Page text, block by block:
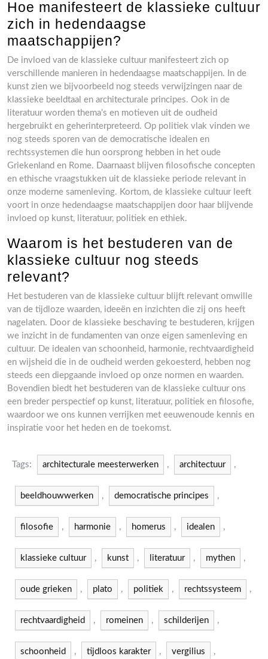
Hoe manifesteert de klassieke cultuur
zich in hedendaagse
maatschappijen?
De invloed van de klassieke cultuur manifesteert zich op
verschillende manieren in hedendaagse maatschappijen. In de
kunst zien we bijvoorbeeld nog steeds verwijzingen naar de
klassieke beeldtaal en architecturale principes. Ook in de
literatuur worden thema’s en motieven uit de oudheid
hergebruikt en geherinterpreteerd. Op politiek vlak vinden we
nog steeds sporen van de democratische idealen en
rechtssystemen die hun oorsprong hebben in het oude
Griekenland en Rome. Daarnaast blijven filosofische concepten
en ethische vraagstukken uit de klassieke periode relevant in
onze moderne samenleving. Kortom, de klassieke cultuur leeft
voort in onze hedendaagse maatschappijen door haar blijvende
invloed op kunst, literatuur, politiek en ethiek.
Waarom is het bestuderen van de
klassieke cultuur nog steeds
relevant?
Het bestuderen van de klassieke cultuur blijft relevant omwille
van de tijdloze waarden, ideeën en inzichten die zij ons heeft
nagelaten. Door de klassieke beschaving te bestuderen, krijgen
we inzicht in de fundamenten van onze eigen samenleving en
cultuur. De idealen van schoonheid, harmonie, rechtvaardigheid
en wijsheid die in de oudheid werden gekoesterd, hebben nog
steeds een diepgaande invloed op onze normen en waarden.
Bovendien biedt het bestuderen van de klassieke cultuur ons
een breder perspectief op kunst, literatuur, politiek en filosofie,
waardoor we ons kunnen verrijken met eeuwenoude kennis en
inspiratie voor het heden en de toekomst.
Tags: architecturale meesterwerken , architectuur ,
beeldhouwwerken , democratische principes ,
filosofie , harmonie , homerus , idealen ,
klassieke cultuur , kunst , literatuur , mythen ,
oude grieken , plato , politiek , rechtssysteem ,
rechtvaardigheid , romeinen , schilderijen ,
schoonheid , tijdloos karakter , vergilius ,